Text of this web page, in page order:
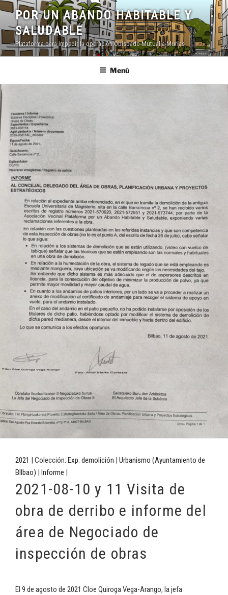
Saltar
contenido
POR UN ABANDO HABITABLE Y
SALUDABLE
Plataforma para impedir la operación Obispado-Mutualia-Murias
Menú
2021 | Colección: Exp. demolición | Urbanismo (Ayuntamiento de
BIlbao) | Informe |
2021-08-10 y 11 Visita de
obra de derribo e informe del
área de Negociado de
inspección de obras
El 9 de agosto de 2021 Cloe Quiroga Vega-Arango, la jefa